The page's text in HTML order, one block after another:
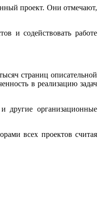
проект. Они отмечают,
и содействовать работе
страниц описательной
в реализацию задач
другие организационные
всех проектов считая